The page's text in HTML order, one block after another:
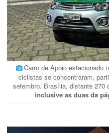
Carro de Apoio estacionado
ciclistas se concentraram,
setembro. Brasília, distante 270
inclusive as duas da